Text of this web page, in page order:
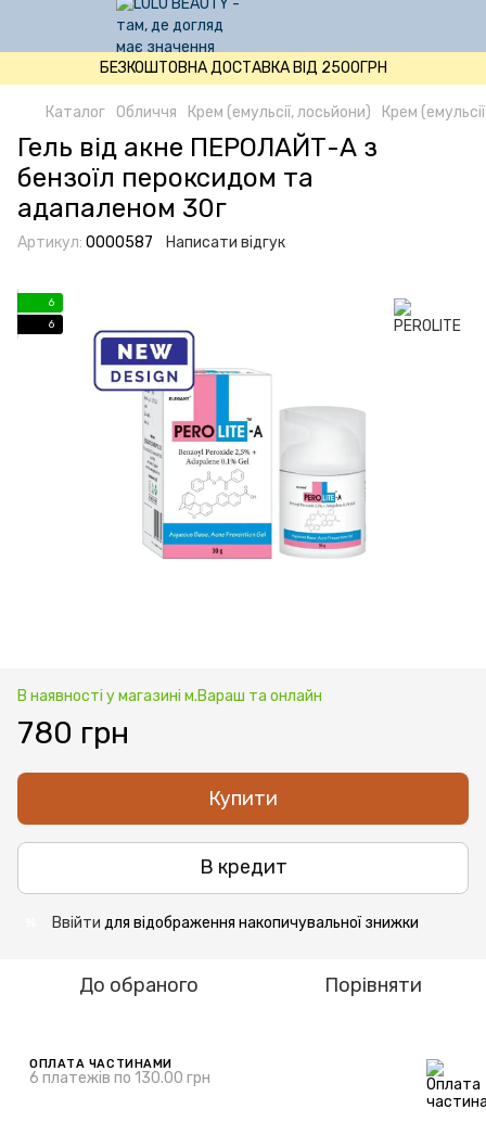
БЕЗКОШТОВНА ДОСТАВКА ВІД 2500ГРН
Каталог Обличчя Крем (емульсії, лосьйони) Крем
Гель від акне ПЕРОЛАЙТ-А з
бензоїл пероксидом та
адапаленом 30г
Артикул: 0000587 Написати відгук
6
6
В наявності у магазині м.Вараш та онлайн
780 грн
Купити
В кредит
Ввійти для відображення накопичувальної знижки
До обраного Порівняти
ОПЛАТА ЧАСТИНАМИ
6 платежів по 130.00 грн